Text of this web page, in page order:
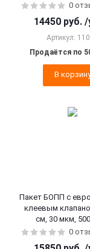
0
14450 руб. /
Артикул:
Продаётся по
В
Пакет БОПП с
клеевым
см, 30 мкм,
0